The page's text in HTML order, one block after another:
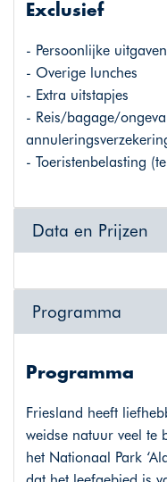
Exclusief
- Persoonlijke
- Overige lunches
- Extra uitstapjes
- Reis/bagage/
- Toeristenbelasting
Data en Prijzen
Programma
Programma
Friesland heeft
weidse natuur veel te
het Nationaal Park